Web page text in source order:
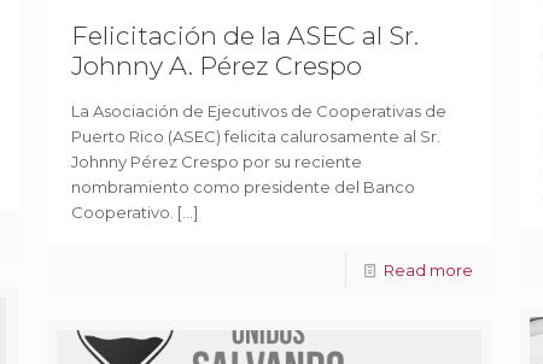
Felicitación de la ASEC al Sr.
Johnny A. Pérez Crespo
La Asociación de Ejecutivos de Cooperativas de
Puerto Rico (ASEC) felicita calurosamente al Sr.
Johnny Pérez Crespo por su reciente
nombramiento como presidente del Banco
Cooperativo. […]
Read more